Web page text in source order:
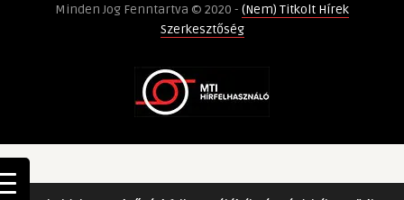
Minden Jog Fenntartva © 2020 - (Nem) Titkolt Hírek
Szerkesztőség